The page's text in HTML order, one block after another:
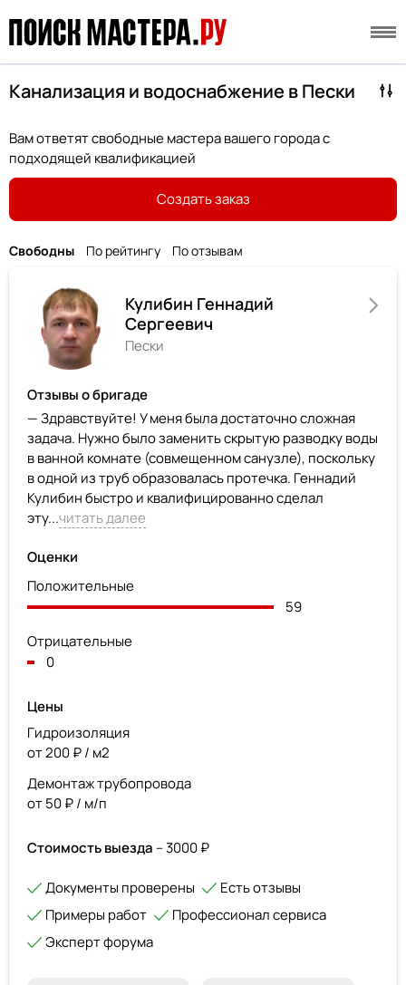
Канализация и водоснабжение в Пески
Вам ответят свободные мастера вашего города с
подходящей квалификацией
Создать заказ
Свободны По рейтингу По отзывам
Кулибин Геннадий
Сергеевич
Пески
Отзывы о бригаде
— Здравствуйте! У меня была достаточно сложная
задача. Нужно было заменить скрытую разводку воды
в ванной комнате (совмещенном санузле), поскольку
в одной из труб образовалась протечка. Геннадий
Кулибин быстро и квалифицированно сделал
эту...читать далее
Оценки
Положительные
59
Отрицательные
0
Цены
Гидроизоляция
от 200 ₽ / м2
Демонтаж трубопровода
от 50 ₽ / м/п
Стоимость выезда – 3000 ₽
Документы проверены
Есть отзывы
Примеры работ
Профессионал сервиса
Эксперт форума